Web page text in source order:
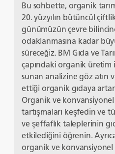
Bu sohbette, organik
20. yüzyılın bütüncül
günümüzün çevre
odaklanmasına kadar
süreceğiz. BM Gıda ve
çapındaki organik
sunan analizine göz atın
ettiği organik gıdaya
Organik ve konvansiyonel
tartışmaları keşfedin ve
ve şeffaflık taleplerinin
etkilediğini öğrenin.
organik ve konvansiyonel